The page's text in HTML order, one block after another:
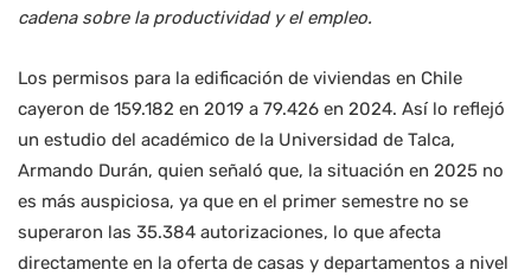
cadena sobre la productividad y el empleo.
Los permisos para la edificación de viviendas en Chile
cayeron de 159.182 en 2019 a 79.426 en 2024. Así lo reflejó
un estudio del académico de la Universidad de Talca,
Armando Durán, quien señaló que, la situación en 2025 no
es más auspiciosa, ya que en el primer semestre no se
superaron las 35.384 autorizaciones, lo que afecta
directamente en la oferta de casas y departamentos a nivel